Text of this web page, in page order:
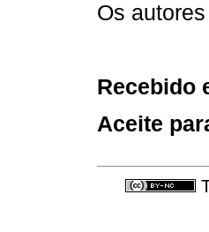
Os
Recebido
Aceite